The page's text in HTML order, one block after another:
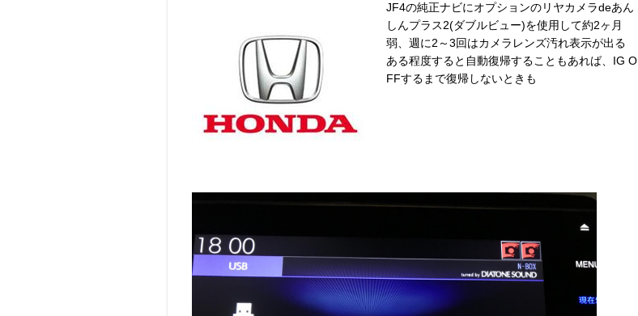
JF4の純正ナビにオプションのリヤカメラdeあん
しんプラス2(ダブルビュー)を使用して約2ヶ月
弱、週に2～3回はカメラレンズ汚れ表示が出る
ある程度すると自動復帰することもあれば、IG O
FFするまで復帰しないときも